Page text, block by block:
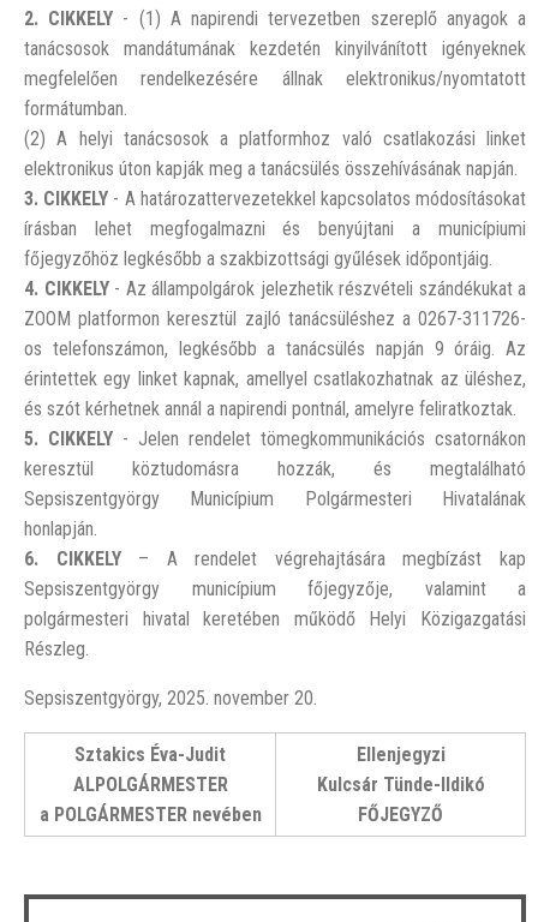
2. CIKKELY - (1) A napirendi tervezetben szereplő anyagok a
tanácsosok mandátumának kezdetén kinyilvánított igényeknek
megfelelően rendelkezésére állnak elektronikus/nyomtatott
formátumban.
(2) A helyi tanácsosok a platformhoz való csatlakozási linket
elektronikus úton kapják meg a tanácsülés összehívásának napján.
3. CIKKELY - A határozattervezetekkel kapcsolatos módosításokat
írásban lehet megfogalmazni és benyújtani a municípiumi
főjegyzőhöz legkésőbb a szakbizottsági gyűlések időpontjáig.
4. CIKKELY- Az állampolgárok jelezhetik részvételi szándékukat a
ZOOM platformon keresztül zajló tanácsüléshez a 0267-311726-
os telefonszámon, legkésőbb a tanácsülés napján 9 óráig. Az
érintettek egy linket kapnak, amellyel csatlakozhatnak az üléshez,
és szót kérhetnek annál a napirendi pontnál, amelyre feliratkoztak.
5. CIKKELY - Jelen rendelet tömegkommunikációs csatornákon
keresztül köztudomásra hozzák, és megtalálható
Sepsiszentgyörgy Municípium Polgármesteri Hivatalának
honlapján.
6. CIKKELY– A rendelet végrehajtására megbízást kap
Sepsiszentgyörgy municípium főjegyzője, valamint a
polgármesteri hivatal keretében működő Helyi Közigazgatási
Részleg.
Sepsiszentgyörgy, 2025. november 20.
Sztakics Éva-Judit
ALPOLGÁRMESTER
a POLGÁRMESTER nevében
Ellenjegyzi
Kulcsár Tünde-Ildikó
FŐJEGYZŐ